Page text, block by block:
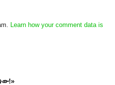
Learn how your comment data is